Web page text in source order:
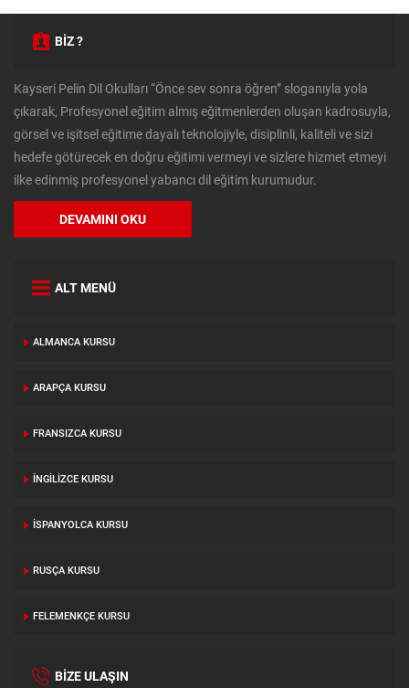
BİZ ?
Kayseri Pelin Dil Okulları “Önce sev sonra öğren” sloganıyla yola
çıkarak, Profesyonel eğitim almış eğitmenlerden oluşan kadrosuyla,
görsel ve işitsel eğitime dayalı teknolojiyle, disiplinli, kaliteli ve sizi
hedefe götürecek en doğru eğitimi vermeyi ve sizlere hizmet etmeyi
ilke edinmiş profesyonel yabancı dil eğitim kurumudur.
DEVAMINI OKU
ALT MENÜ
ALMANCA KURSU
ARAPÇA KURSU
FRANSIZCA KURSU
İNGILIZCE KURSU
İSPANYOLCA KURSU
RUSÇA KURSU
FELEMENKÇE KURSU
BİZE ULAŞIN